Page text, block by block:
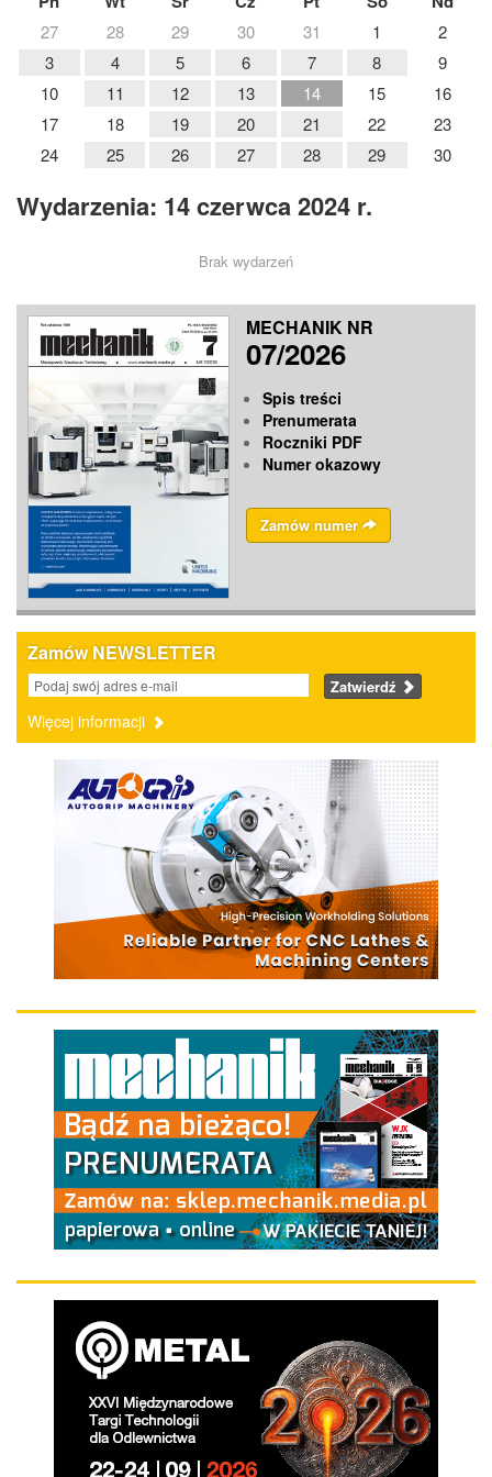
27 28 29 30 31 1
2
3
4 5 6 7 8
9
10
11 12 13 14 15
16
17
18 19 20 21 22
23
24
25 26 27 28 29 30
Wydarzenia: 14 czerwca 2024 r.
Brak wydarzeń
MECHANIK NR
07/2026
Spis treści
Prenumerata
Roczniki PDF
Numer okazowy
Zamów numer
Zamów NEWSLETTER
Zatwierdź
Więcej informacji